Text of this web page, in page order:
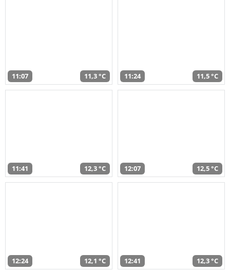
11:07 11,3 °C 11:24 11,5 °C
11:41 12,3 °C 12:07 12,5 °C
12:24 12,1 °C 12:41 12,3 °C